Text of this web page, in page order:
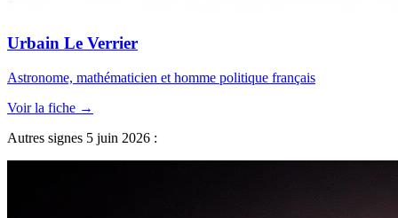
Urbain Le Verrier
Astronome, mathématicien et homme politique français
Voir la fiche →
Autres signes 5 juin 2026 :